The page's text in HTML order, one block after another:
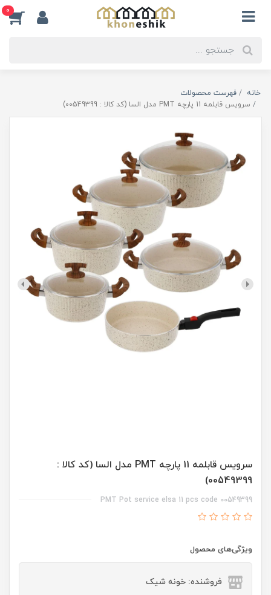
0
خانه
فهرست محصولات
سرویس قابلمه 11 پارچه PMT مدل السا (کد کالا : 00549399)
سرویس قابلمه 11 پارچه PMT مدل السا (کد کالا :
00549399)
PMT Pot service elsa 11 pcs code 00549399
ویژگی‌های محصول
فروشنده: خونه شیک